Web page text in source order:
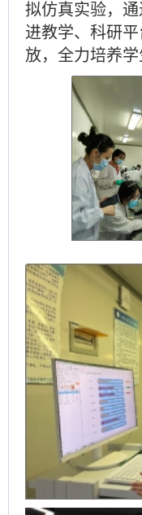
拟仿真实验，
进教学、科研
放，全力培养学